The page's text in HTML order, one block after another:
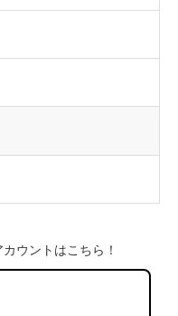
ウントはこちら！